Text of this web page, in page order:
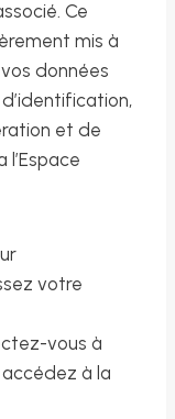
Ce
mis à
données
et de
votre
vous à
à la